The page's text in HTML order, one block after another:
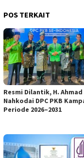
POS TERKAIT
Resmi Dilantik, H. Ahmad
Nahkodai DPC PKB
Periode 2026–2031